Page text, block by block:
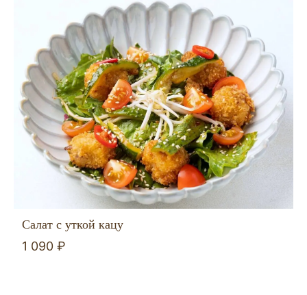
Салат с уткой кацу
1 090 ₽